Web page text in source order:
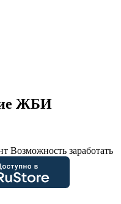
ЖБИ
Возможность заработать